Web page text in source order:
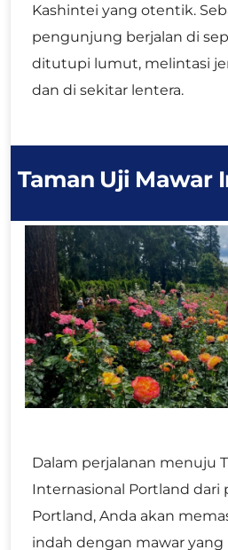
Kashintei yang otentik.
pengunjung berjalan di
ditutupi lumut, melintasi
dan di sekitar lentera.
Taman Uji Mawar
Dalam perjalanan menuju
Internasional Portland dari
Portland, Anda akan
indah dengan mawar yang